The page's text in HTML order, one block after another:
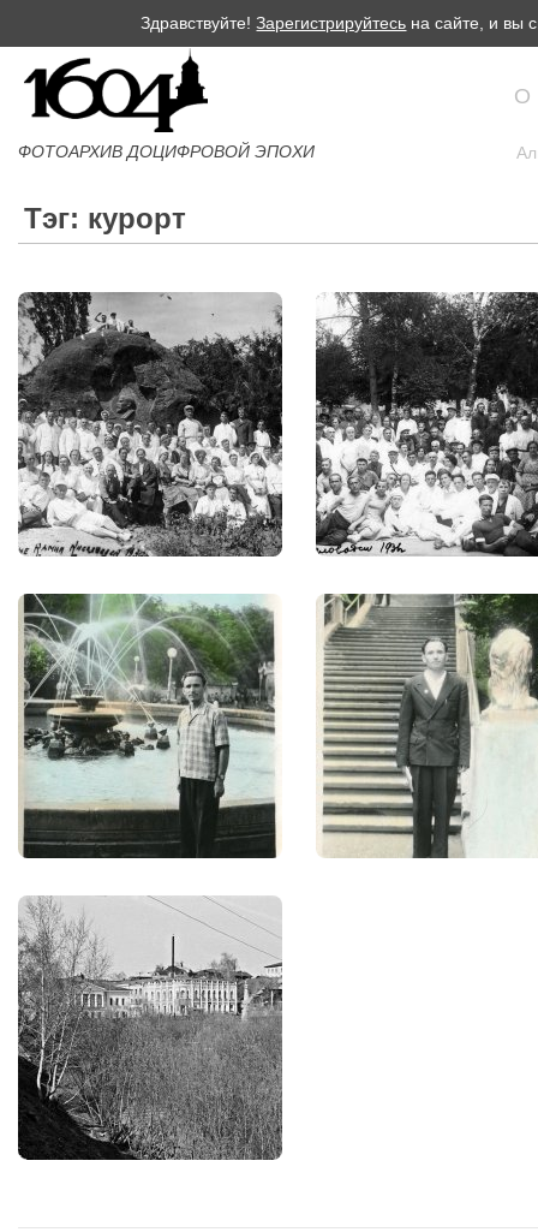
Здравствуйте!Зарегистрируйтесь на сайте, и вы
ФОТОАРХИВ ДОЦИФРОВОЙ ЭПОХИ
О
Тэг: курорт